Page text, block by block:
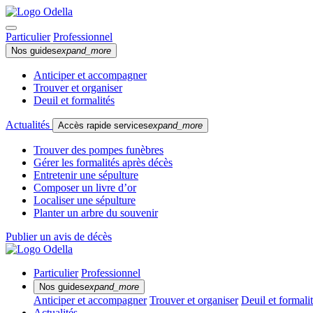
Particulier Professionnel
Nos guidesexpand_more
Anticiper et accompagner
Trouver et organiser
Deuil et formalités
Actualités Accès rapide servicesexpand_more
Trouver des pompes funèbres
Gérer les formalités après décès
Entretenir une sépulture
Composer un livre d’or
Localiser une sépulture
Planter un arbre du souvenir
Publier un avis de décès
Particulier Professionnel
Nos guidesexpand_more
Anticiper et accompagner Trouver et organiser Deuil et